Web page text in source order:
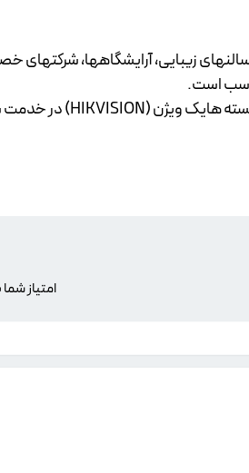
زیبایی، آرایشگاهها، شرکتهای
است.
هایک ویژن(HIKVISION) در خدمت شماست .
امتیاز